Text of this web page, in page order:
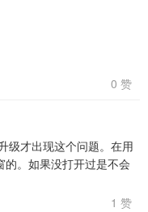
0 赞
级才出现这个问题。在用
的。如果没打开过是不会
1 赞